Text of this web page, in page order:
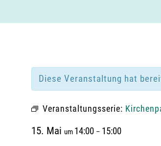
Diese Veranstaltung hat
Veranstaltungsserie:
15. Mai um 14:00 – 15:00